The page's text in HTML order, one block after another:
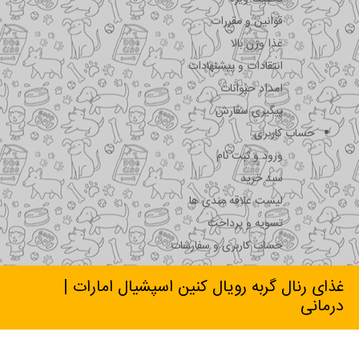
قوانین و مقررات
غذا وزن بالا
انتقادات و پیشنهادات
امداد حیوانات
پیگیری سفارش
حساب کاربری
ورود و ثبت نام
سبد خرید
لیست علاقه مندی ها
تسویه و پرداخت
حساب کاربری و سفارشات
غذای رنال گربه رویال کنین اسپشیال امارات |
درمانی